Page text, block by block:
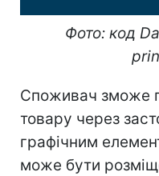
Фото: код
Споживач зможе
товару через
графічним
може бути